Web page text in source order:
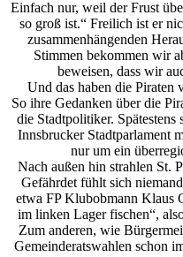
Einfach nur, weil der Frust
so groß ist.“ Freilich ist er
zusammenhängenden
Stimmen bekommen wir
beweisen, dass wir
Und das haben die Piraten
So ihre Gedanken über die
die Stadtpolitiker.
Innsbrucker Stadtparlament
nur um ein
Nach außen hin strahlen St.
Gefährdet fühlt sich
etwa FP Klubobmann Klaus
im linken Lager fischen“,
Zum anderen, wie
Gemeinderatswahlen schon